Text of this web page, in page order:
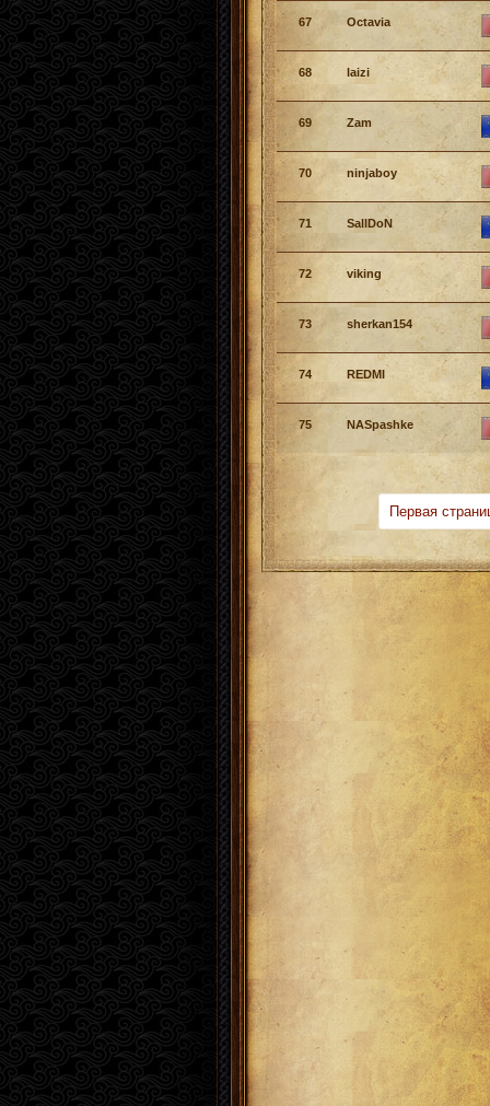
67 Octavia
68 laizi
69 Zam
70 ninjaboy
71 SallDoN
72 viking
73 sherkan154
74 REDMI
75 NASpashke
Первая